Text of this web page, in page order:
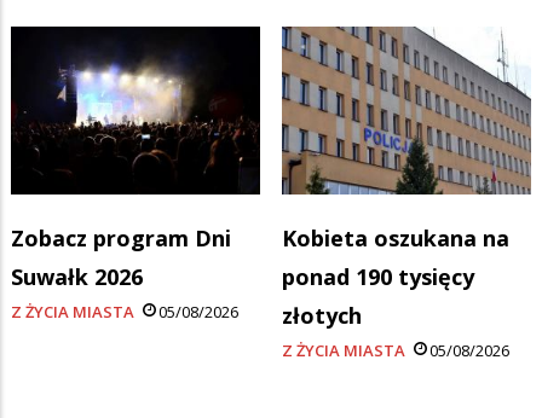
Zobacz program Dni
Suwałk 2026
Z ŻYCIA MIASTA 05/08/2026
Kobieta oszukana na
ponad 190 tysięcy
złotych
Z ŻYCIA MIASTA 05/08/2026